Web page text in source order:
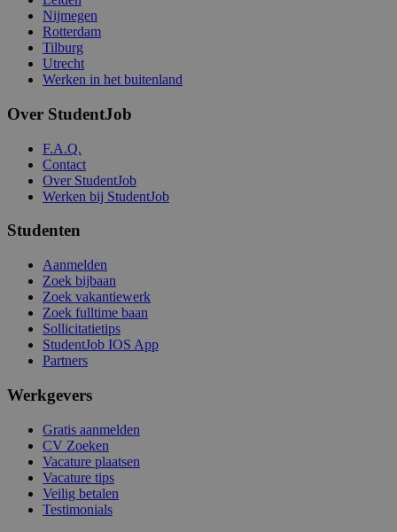
Nijmegen
Rotterdam
Tilburg
Utrecht
Werken in het buitenland
Over StudentJob
F.A.Q.
Contact
Over StudentJob
Werken bij StudentJob
Studenten
Aanmelden
Zoek bijbaan
Zoek vakantiewerk
Zoek fulltime baan
Sollicitatietips
StudentJob IOS App
Partners
Werkgevers
Gratis aanmelden
CV Zoeken
Vacature plaatsen
Vacature tips
Veilig betalen
Testimonials